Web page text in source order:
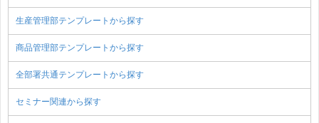
生産管理部テンプレートから探す
商品管理部テンプレートから探す
全部署共通テンプレートから探す
セミナー関連から探す